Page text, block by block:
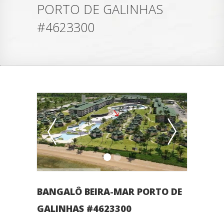
PORTO DE GALINHAS
#4623300
BANGALÔ BEIRA-MAR PORTO DE
GALINHAS #4623300